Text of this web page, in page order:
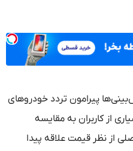
تردد خودروهای
به مقایسه
قیمت علاقه پیدا